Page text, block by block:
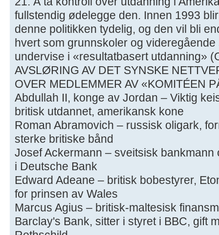
fullstendig ødelegge den. Innen 1993
denne politikken tydelig, og den vil bli
hvert som grunnskoler og
undervise i «resultatbasert utdanning»
AVSLØRING AV DET SYNSKE
OVER MEDLEMMER AV «KOMITÉEN
Abdullah II, konge av Jordan – Viktig
britisk utdannet, amerikansk kone
Roman Abramovich – russisk oligark,
sterke britiske bånd
Josef Ackermann – sveitsisk
i Deutsche Bank
Edward Adeane – britisk bobestyrer,
for prinsen av Wales
Marcus Agius – britisk-maltesisk
Barclay's Bank, sitter i styret i BBC, gift